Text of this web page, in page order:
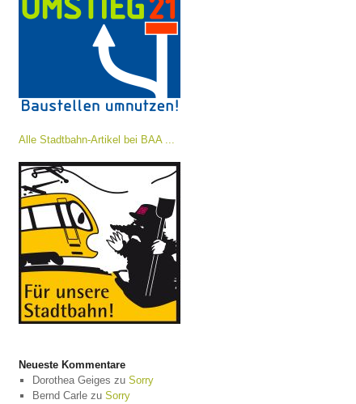
Alle Stadtbahn-Artikel bei BAA ...
Neueste Kommentare
Dorothea Geiges zu Sorry
Bernd Carlezu Sorry